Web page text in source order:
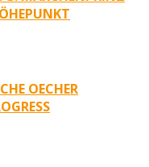
OECHER B